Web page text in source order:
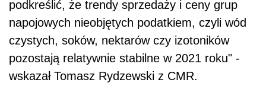
podkreślić, że trendy sprzedaży i ceny grup
napojowych nieobjętych podatkiem, czyli wód
czystych, soków, nektarów czy izotoników
pozostają relatywnie stabilne w 2021 roku" -
wskazał Tomasz Rydzewski z CMR.